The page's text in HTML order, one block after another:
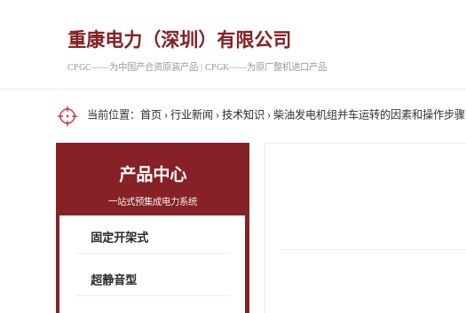
重康电力（深圳）有限公司
CPGC——为中国产合资原装产品 | CPGK——为原厂整机进口产品
当前位置： 首页 › 行业新闻 › 技术知识 › 柴油发电机组并车运转的因素和操作步骤
产品中心
一站式预集成电力系统
固定开架式
超静音型